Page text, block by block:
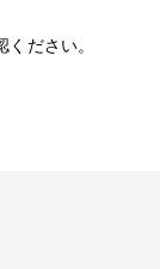
ださい。